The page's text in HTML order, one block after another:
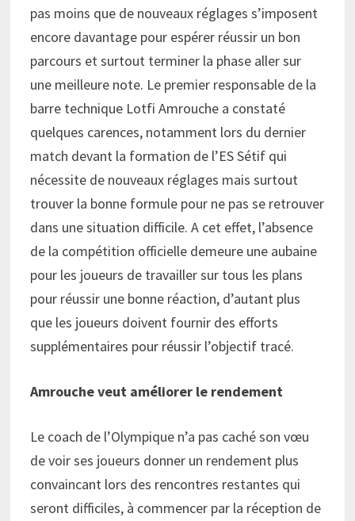
pas moins que de nouveaux réglages s’imposent
encore davantage pour espérer réussir un bon
parcours et surtout terminer la phase aller sur
une meilleure note. Le premier responsable de la
barre technique Lotfi Amrouche a constaté
quelques carences, notamment lors du dernier
match devant la formation de l’ES Sétif qui
nécessite de nouveaux réglages mais surtout
trouver la bonne formule pour ne pas se retrouver
dans une situation difficile. A cet effet, l’absence
de la compétition officielle demeure une aubaine
pour les joueurs de travailler sur tous les plans
pour réussir une bonne réaction, d’autant plus
que les joueurs doivent fournir des efforts
supplémentaires pour réussir l’objectif tracé.
Amrouche veut améliorer le rendement
Le coach de l’Olympique n’a pas caché son vœu
de voir ses joueurs donner un rendement plus
convaincant lors des rencontres restantes qui
seront difficiles, à commencer par la réception de